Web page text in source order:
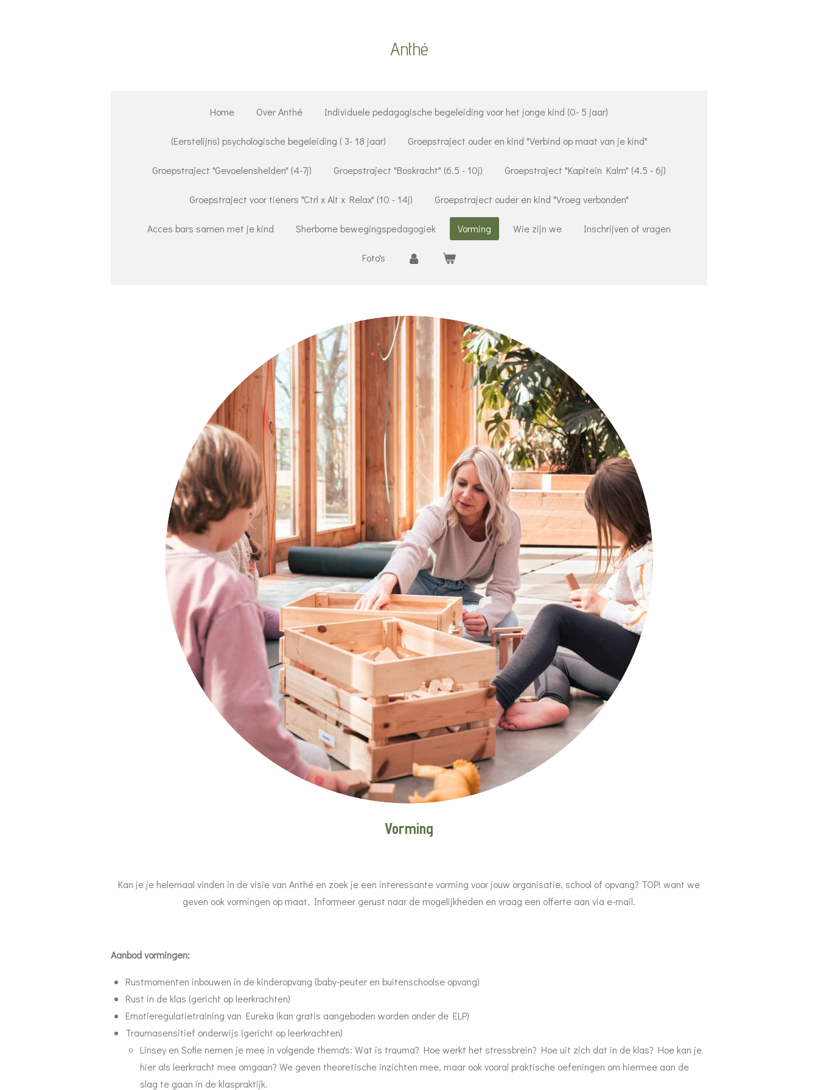
Anthé
Home Over Anthé Individuele pedagogische begeleiding voor het jonge kind (0- 5 jaar)
(Eerstelijns) psychologische begeleiding ( 3- 18 jaar) Groepstraject ouder en kind "Verbind op maat van je kind"
Groepstraject "Gevoelenshelden" (4-7j) Groepstraject "Boskracht" (6.5 - 10j) Groepstraject "Kapitein Kalm" (4.5 - 6j)
Groepstraject voor tieners "Ctrl x Alt x Relax" (10 - 14j) Groepstraject ouder en kind "Vroeg verbonden"
Acces bars samen met je kind Sherborne bewegingspedagogiek Vorming Wie zijn we Inschrijven of vragen
Foto's
Vorming
Kan je je helemaal vinden in de visie van Anthé en zoek je een interessante vorming voor jouw organisatie, school of opvang? TOP! want we
geven ook vormingen op maat. Informeer gerust naar de mogelijkheden en vraag een offerte aan via e-mail.
Aanbod vormingen:
Rustmomenten inbouwen in de kinderopvang (baby-peuter en buitenschoolse opvang)
Rust in de klas (gericht op leerkrachten)
Emotieregulatietraining van Eureka (kan gratis aangeboden worden onder de ELP)
Traumasensitief onderwijs (gericht op leerkrachten)
Linsey en Sofie nemen je mee in volgende thema's: Wat is trauma? Hoe werkt het stressbrein? Hoe uit zich dat in de klas? Hoe kan je
hier als leerkracht mee omgaan? We geven theoretische inzichten mee, maar ook vooral praktische oefeningen om hiermee aan de
slag te gaan in de klaspraktijk.